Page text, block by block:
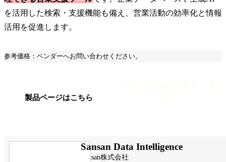
を活用した検索・支援機能も備え、営業活動の効率化と情報
活用を促進します。
参考価格：ベンダーへお問い合わせください。
製品ページはこちら
Sansan Data Intelligence
Sansan株式会社